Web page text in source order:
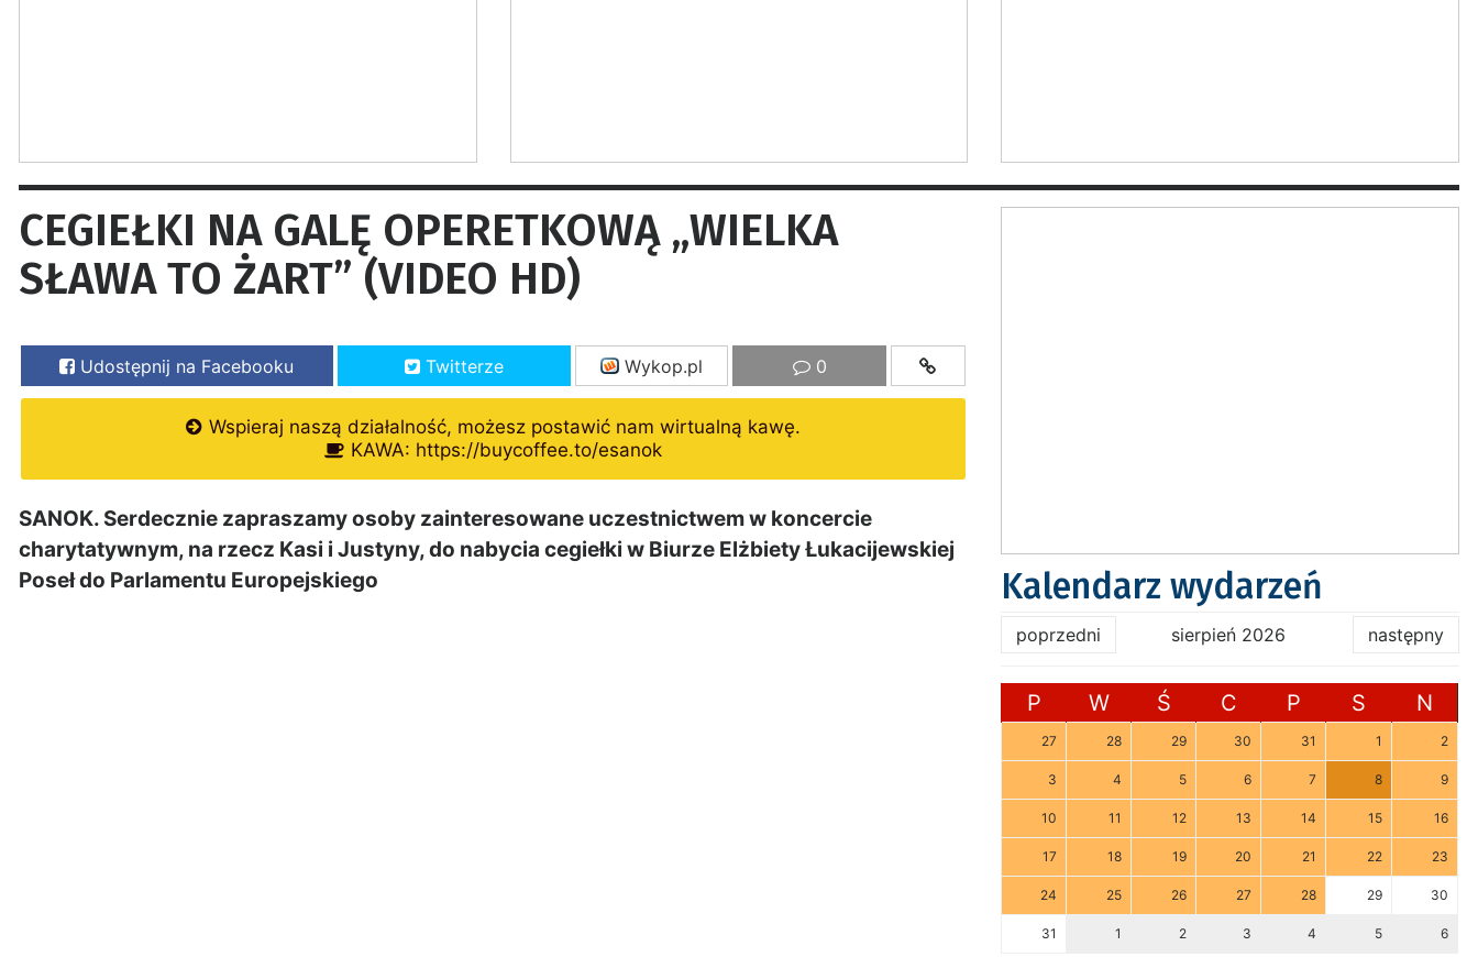
CEGIEŁKI NA GALĘ OPERETKOWĄ „WIELKA
SŁAWA TO ŻART” (VIDEO HD)
Udostępnij na Facebooku Twitterze Wykop.pl 0
Wspieraj naszą działalność, możesz postawić nam wirtualną kawę.
KAWA: https://buycoffee.to/esanok
SANOK. Serdecznie zapraszamy osoby zainteresowane uczestnictwem w koncercie
charytatywnym, na rzecz Kasi i Justyny, do nabycia cegiełki w Biurze Elżbiety Łukacijewskiej
Poseł do Parlamentu Europejskiego
Kalendarz wydarzeń
poprzedni sierpień 2026 następny
P W Ś C P S N
27 28 29 30 31 1 2
3 4 5 6 7 8 9
10 11 12 13 14 15 16
17 18 19 20 21 22 23
24 25 26 27 28 29 30
31 1 2 3 4 5 6